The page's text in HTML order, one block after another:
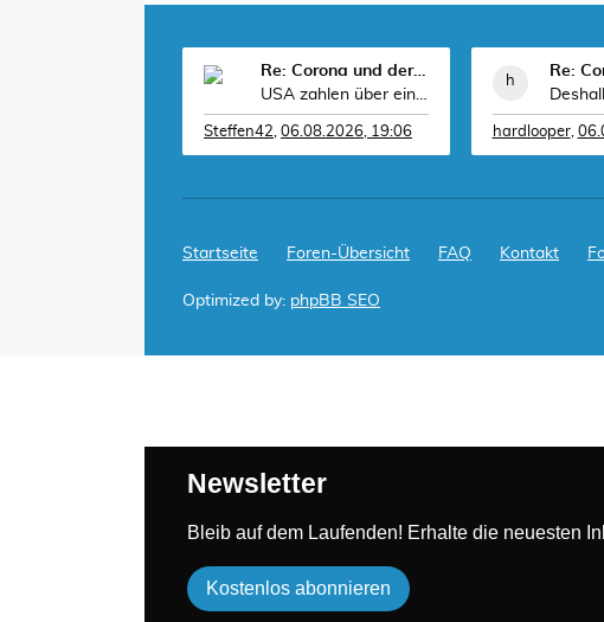
Re: Corona und der Sport
USA zahlen über eine Milliarde Dollar, damit RWE k
Steffen42, 06.08.2026, 19:06 hardlooper,
Startseite Foren-Übersicht FAQ Kontakt
Optimized by: phpBB SEO
Newsletter
Bleib auf dem Laufenden! Erhalte die neuesten
Kostenlos abonnieren